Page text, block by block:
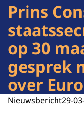
Prins
op 30
gesprek
over
Nieuwsbericht29-